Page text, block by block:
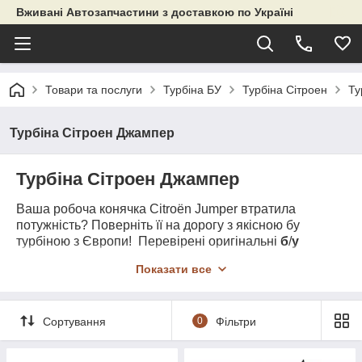
Вживані Автозапчастини з доставкою по Україні
Товари та послуги Турбіна БУ Турбіна Сітроен
Турбіна Сітроен Джампер
Турбіна Сітроен Джампер
Ваша робоча конячка Citroën Jumper втратила
потужність? Поверніть її на дорогу з якісною бу
турбіною з Європи! Перевірені оригінальні б/у
раціонально! Ласкаво просимо до нашого магазину
Показати все
Сортування 0 Фільтри